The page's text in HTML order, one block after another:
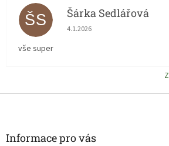
ŠS Šárka Sedlářová
Hodnocení obchodu je 5 z 5
4.1.2026
vše super
Informace pro vás